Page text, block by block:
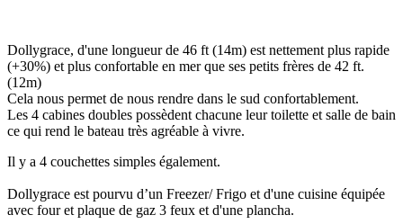
Dollygrace, d'une longueur de 46 ft (14m) est nettement plus rapide
(+30%) et plus confortable en mer que ses petits frères de 42 ft.
(12m)
Cela nous permet de nous rendre dans le sud confortablement.
Les 4 cabines doubles possèdent chacune leur toilette et salle de bain
ce qui rend le bateau très agréable à vivre.
Il y a 4 couchettes simples également.
Dollygrace est pourvu d’un Freezer/ Frigo et d'une cuisine équipée
avec four et plaque de gaz 3 feux et d'une plancha.